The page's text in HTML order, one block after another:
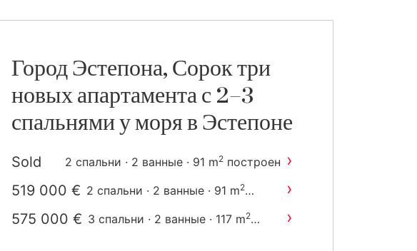
Город Эстепона, Сорок три
новых апартамента с 2–3
спальнями у моря в Эстепоне
Sold 2 спальни · 2 ванные · 91 m2 построен ›
519 000 € 2 спальни · 2 ванные · 91 m2 ›
575 000 € 3 спальни · 2 ванные · 117 m2 ›